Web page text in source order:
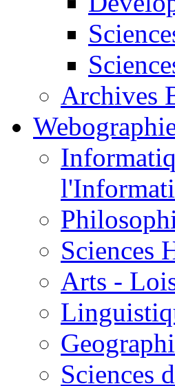
Archives
Sciences
Arts -
Sciences